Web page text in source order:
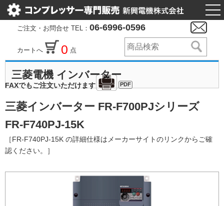
ご注文・お問合せ TEL： 06-6996-0596
カートへ 0 点
三菱電機 インバーター
FAXでもご注文いただけます PDF
三菱インバーター FR-F700PJシリーズ
FR-F740PJ-15K
［FR-F740PJ-15K の詳細仕様はメーカーサイトのリンクからご確
認ください。］